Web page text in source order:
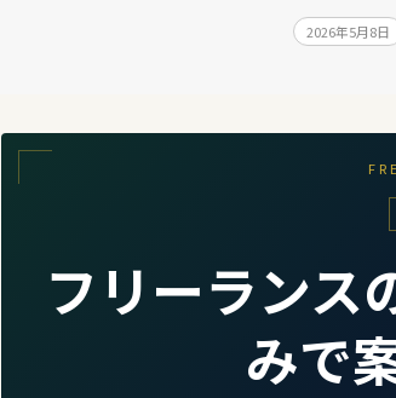
2026年5月8日
フリーランス
みで